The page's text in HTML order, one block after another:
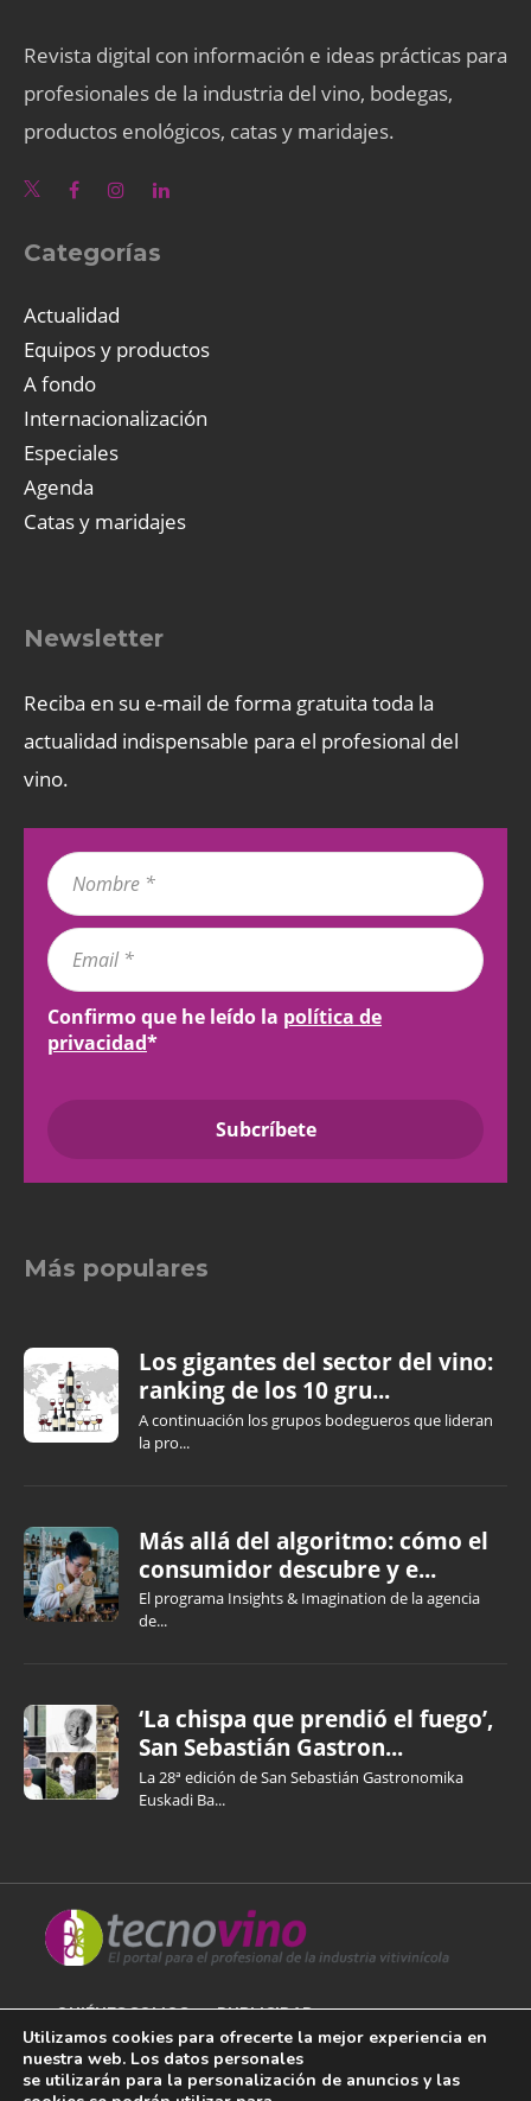
Revista digital con información e ideas prácticas para
profesionales de la industria del vino, bodegas,
productos enológicos, catas y maridajes.
Categorías
Actualidad
Equipos y productos
A fondo
Internacionalización
Especiales
Agenda
Catas y maridajes
Newsletter
Reciba en su e-mail de forma gratuita toda la
actualidad indispensable para el profesional del
vino.
Confirmo que he leído la política de
privacidad*
Más populares
Los gigantes del sector del vino:
ranking de los 10 gru...
A continuación los grupos bodegueros que lideran
la pro...
Más allá del algoritmo: cómo el
consumidor descubre y e...
El programa Insights & Imagination de la agencia
de...
‘La chispa que prendió el fuego’,
San Sebastián Gastron...
La 28ª edición de San Sebastián Gastronomika
Euskadi Ba...
QUIÉNES SOMOS PUBLICIDAD
AVISO LEGAL
Utilizamos cookies para ofrecerte la mejor experiencia en
nuestra web. Los datos personales
se utilizarán para la personalización de anuncios y las